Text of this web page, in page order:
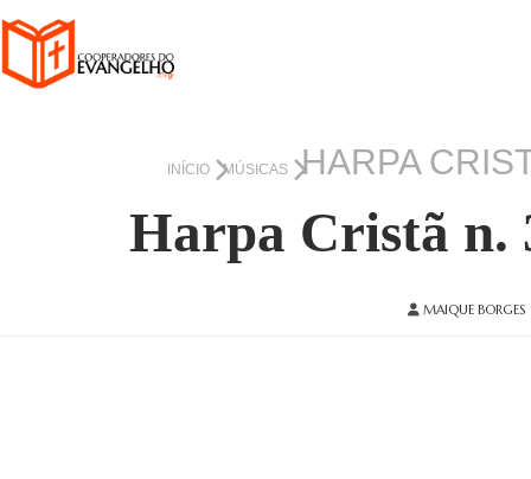
INÍCIO MÚSICAS HARPA
Harpa Cristã n.
MAIQUE BORGES